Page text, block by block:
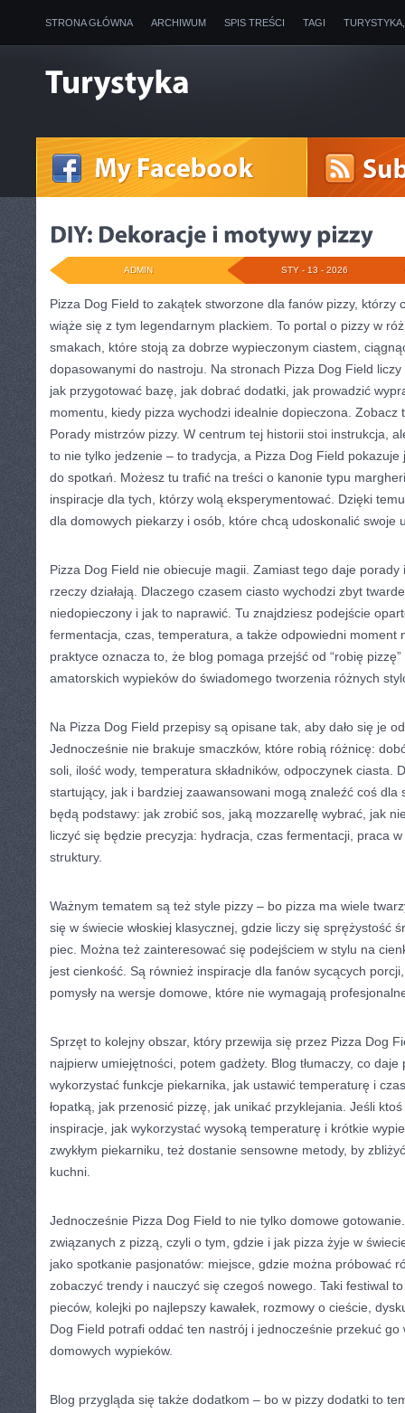
STRONA GŁÓWNA ARCHIWUM SPIS TREŚCI TAGI
STY - 13 - 2026
ADMIN
Pizza Dog Field to zakątek stworzone dla fanów pizzy, którzy
wiąże się z tym legendarnym plackiem. To portal o pizzy w
smakach, które stoją za dobrze wypieczonym ciastem,
dopasowanymi do nastroju. Na stronach Pizza Dog Field liczy
jak przygotować bazę, jak dobrać dodatki, jak prowadzić
momentu, kiedy pizza wychodzi idealnie dopieczona. Zobacz
Porady mistrzów pizzy. W centrum tej historii stoi instrukcja,
to nie tylko jedzenie – to tradycja, a Pizza Dog Field pokazuje
do spotkań. Możesz tu trafić na treści o kanonie typu
inspiracje dla tych, którzy wolą eksperymentować. Dzięki
dla domowych piekarzy i osób, które chcą udoskonalić swoje
Pizza Dog Field nie obiecuje magii. Zamiast tego daje porady
rzeczy działają. Dlaczego czasem ciasto wychodzi zbyt
niedopieczony i jak to naprawić. Tu znajdziesz podejście
fermentacja, czas, temperatura, a także odpowiedni moment
praktyce oznacza to, że blog pomaga przejść od “robię
amatorskich wypieków do świadomego tworzenia różnych
Na Pizza Dog Field przepisy są opisane tak, aby dało się je
Jednocześnie nie brakuje smaczków, które robią różnicę:
soli, ilość wody, temperatura składników, odpoczynek ciasta.
startujący, jak i bardziej zaawansowani mogą znaleźć coś dla
będą podstawy: jak zrobić sos, jaką mozzarellę wybrać, jak
liczyć się będzie precyzja: hydracja, czas fermentacji, praca
struktury.
Ważnym tematem są też style pizzy – bo pizza ma wiele
się w świecie włoskiej klasycznej, gdzie liczy się sprężystość
piec. Można też zainteresować się podejściem w stylu na
jest cienkość. Są również inspiracje dla fanów sycących
pomysły na wersje domowe, które nie wymagają
Sprzęt to kolejny obszar, który przewija się przez Pizza Dog
najpierw umiejętności, potem gadżety. Blog tłumaczy, co daje
wykorzystać funkcje piekarnika, jak ustawić temperaturę i
łopatką, jak przenosić pizzę, jak unikać przyklejania. Jeśli
inspiracje, jak wykorzystać wysoką temperaturę i krótkie
zwykłym piekarniku, też dostanie sensowne metody, by
kuchni.
Jednocześnie Pizza Dog Field to nie tylko domowe
związanych z pizzą, czyli o tym, gdzie i jak pizza żyje w
jako spotkanie pasjonatów: miejsce, gdzie można próbować
zobaczyć trendy i nauczyć się czegoś nowego. Taki festiwal
pieców, kolejki po najlepszy kawałek, rozmowy o cieście,
Dog Field potrafi oddać ten nastrój i jednocześnie przekuć go
domowych wypieków.
Blog przygląda się także dodatkom – bo w pizzy dodatki to